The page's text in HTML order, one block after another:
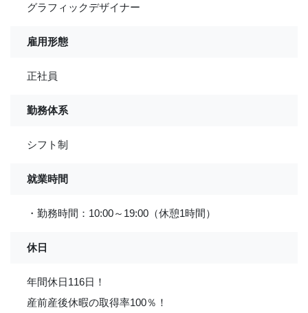
グラフィックデザイナー
雇用形態
正社員
勤務体系
シフト制
就業時間
・勤務時間：10:00～19:00（休憩1時間）
休日
年間休日116日！
産前産後休暇の取得率100％！